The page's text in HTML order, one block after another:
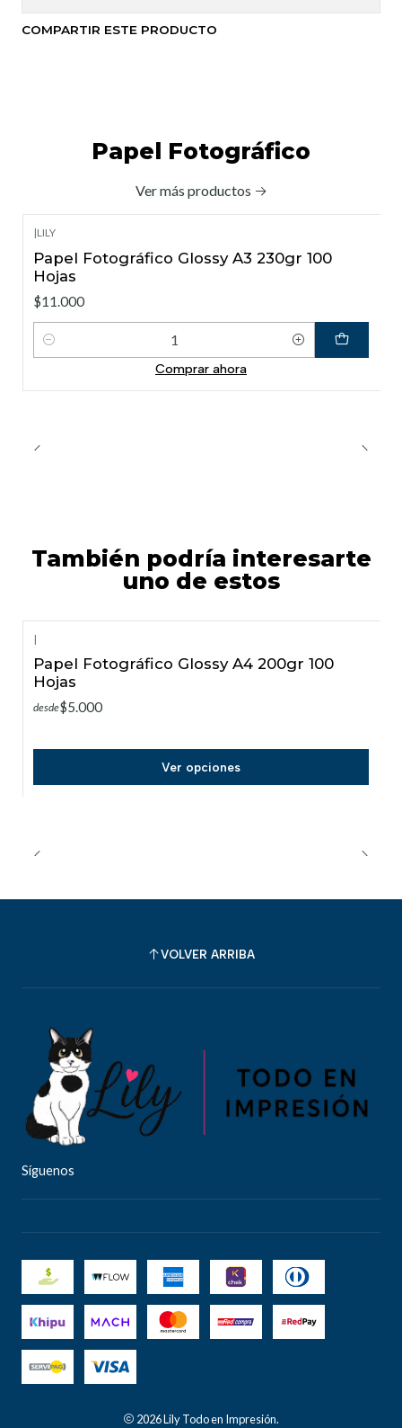
COMPARTIR ESTE PRODUCTO
Papel Fotográfico
Ver más productos
|LILY
Papel Fotográfico Glossy A3 230gr 100
Hojas
$11.000
Cantidad
Comprar ahora
También podría interesarte
uno de estos
|
Papel Fotográfico Glossy A4 200gr 100
Hojas
desde$5.000
Ver opciones
VOLVER ARRIBA
Síguenos
2026 Lily Todo en Impresión.